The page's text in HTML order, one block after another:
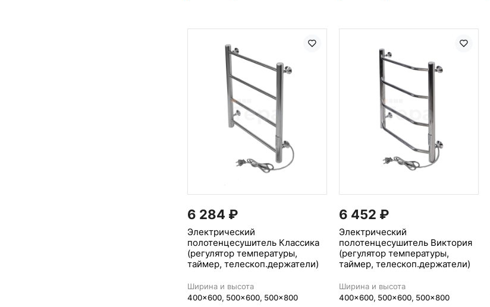
6 284 ₽
Электрический
полотенцесушитель Классика
(регулятор температуры,
таймер, телескоп.держатели)
Ширина и высота
400x600, 500x600, 500x800
6 452 ₽
Электрический
полотенцесушитель Виктория
(регулятор температуры,
таймер, телескоп.держатели)
Ширина и высота
400x600, 500x600, 500x800